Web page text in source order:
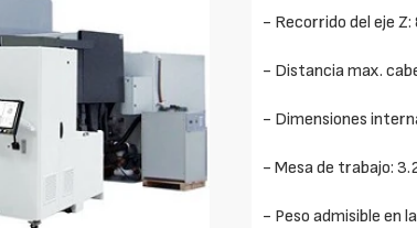
- Recorrido del eje
- Distancia max.
- Dimensiones
- Mesa de trabajo:
- Peso admisible en